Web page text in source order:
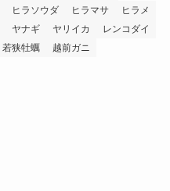
ヒラソウダ ヒラマサ
ヒラメ
ヤナギ ヤリイカ
レンコダイ
若狭牡蠣 越前ガニ